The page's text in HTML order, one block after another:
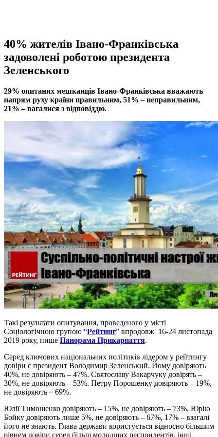
40% жителів Івано-Франківська
задоволені роботою президента
Зеленського
29% опитаних мешканців Івано-Франківська вважають
напрям руху країни правильним, 51% – неправильним,
21% – вагалися з відповіддю.
Такі результати опитування, проведеного у місті
Соціологічною групою “Рейтинг” впродовж 16-24 листопада
2019 року, пише Панорама Прикарпаття.
Серед ключових національних політиків лідером у рейтингу
довіри є президент Володимир Зеленський. Йому довіряють
40%, не довіряють – 47%. Святославу Вакарчуку довірять –
30%, не довіряють – 53%. Петру Порошенку довіряють – 19%,
не довіряють – 69%.
Юлії Тимошенко довіряють – 15%, не довіряють – 73%. Юрію
Бойку довіряють лише 5%, не довіряють – 67%, 17% – взагалі
його не знають. Глава держави користується відносно більшим
рівнем довіри серед більш молодших респондентів, інші